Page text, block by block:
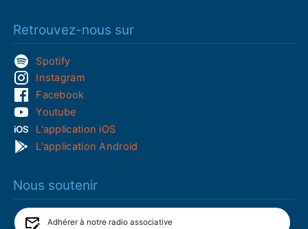
Retrouvez-nous sur
Spotify
Instagram
Facebook
Youtube
L'application iOS
L'application Android
Nous soutenir
Adhérer à notre radio associative